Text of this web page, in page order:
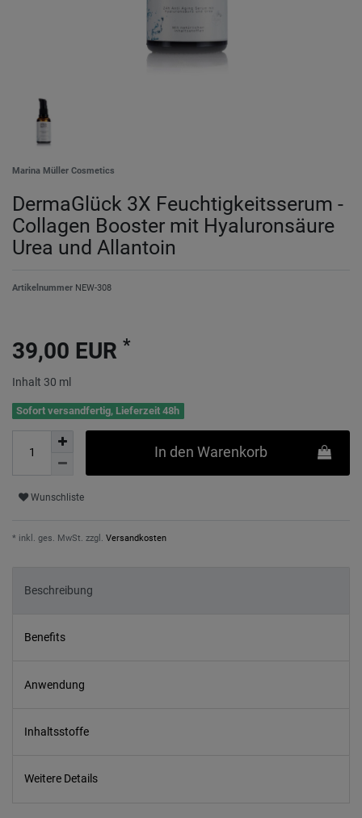
Marina Müller Cosmetics
DermaGlück 3X Feuchtigkeitsserum -
Collagen Booster mit Hyaluronsäure
Urea und Allantoin
Artikelnummer NEW-308
39,00 EUR *
Inhalt 30 ml
Sofort versandfertig, Lieferzeit 48h
In den Warenkorb
Wunschliste
* inkl. ges. MwSt. zzgl. Versandkosten
Beschreibung
Benefits
Anwendung
Inhaltsstoffe
Weitere Details